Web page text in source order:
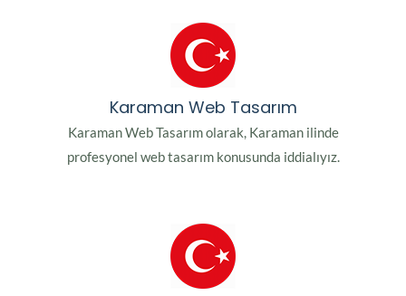
Karaman Web Tasarım
Karaman Web Tasarım olarak, Karaman ilinde
profesyonel web tasarım konusunda iddialıyız.